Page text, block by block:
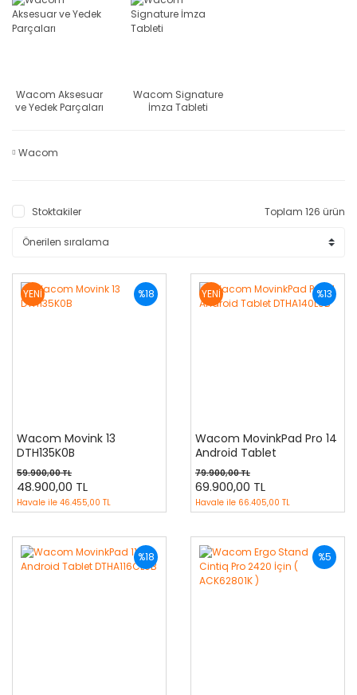
Wacom Aksesuar
ve Yedek Parçaları
Wacom Signature
İmza Tableti
Wacom
Stoktakiler Toplam 126 ürün
%18
YENİ
Wacom Movink 13
DTH135K0B
59.900,00 TL
48.900,00 TL
Havale ile 46.455,00 TL
%13
YENİ
Wacom MovinkPad Pro 14
Android Tablet
DTHA140L0B
79.900,00 TL
69.900,00 TL
Havale ile 66.405,00 TL
%18 %5